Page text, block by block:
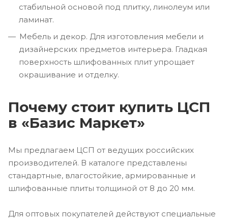
стабильной основой под плитку, линолеум или
ламинат.
Мебель и декор. Для изготовления мебели и
дизайнерских предметов интерьера. Гладкая
поверхность шлифованных плит упрощает
окрашивание и отделку.
Почему стоит купить ЦСП
в «Базис Маркет»
Мы предлагаем ЦСП от ведущих российских
производителей. В каталоге представлены
стандартные, влагостойкие, армированные и
шлифованные плиты толщиной от 8 до 20 мм.
Для оптовых покупателей действуют специальные